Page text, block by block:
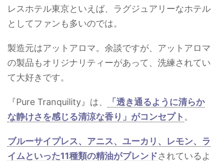
レスホテル東京といえば、ラグジュアリーなホテル
としてファンも多いのでは。
製造元はアットアロマ。余談ですが、アットアロマ
の製品もオリジナリティーがあって、洗練されてい
て大好きです。
『Pure Tranquility』は、
「透き通るように清らか
な静けさを感じる清涼な香り」がコンセプト 。
ブルーサイプレス、アニス、ユーカリ、レモン、ラ
イムといった11種類の精油がブレンドされているよ